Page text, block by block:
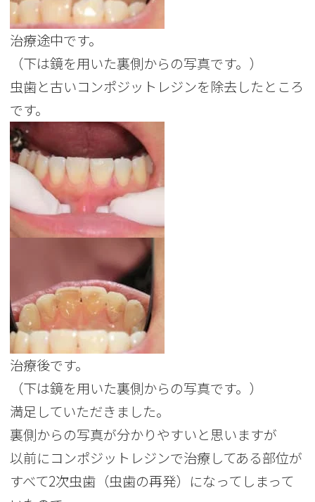
治療途中です。
（下は鏡を用いた裏側からの写真です。）
虫歯と古いコンポジットレジンを除去したところ
です。
治療後です。
（下は鏡を用いた裏側からの写真です。）
満足していただきました。
裏側からの写真が分かりやすいと思いますが
以前にコンポジットレジンで治療してある部位が
すべて2次虫歯（虫歯の再発）になってしまって